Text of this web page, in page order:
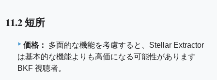
11.2 短所
価格：
多面的な機能を考慮すると、Stellar Extractor
は基本的な機能よりも高価になる可能性があります
BKF 視聴者。